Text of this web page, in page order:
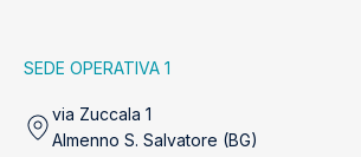
SEDE OPERATIVA 1
via Zuccala 1
Almenno S. Salvatore (BG)